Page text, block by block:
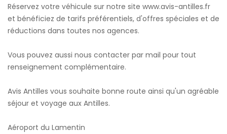
Réservez votre véhicule sur notre site www.avis-antilles.fr
et bénéficiez de tarifs préférentiels, d'offres spéciales et de
réductions dans toutes nos agences.
Vous pouvez aussi nous contacter par mail pour tout
renseignement complémentaire.
Avis Antilles vous souhaite bonne route ainsi qu'un agréable
séjour et voyage aux Antilles.
Aéroport du Lamentin